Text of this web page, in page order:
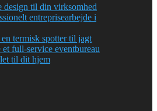
design til din virksomhed
entreprisearbejde i
termisk spotter til jagt
full-service eventbureau
til dit hjem